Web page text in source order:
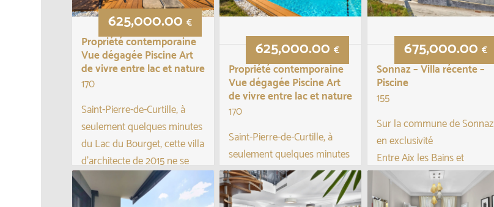
Propriété contemporaine
Vue dégagée Piscine Art
de vivre entre lac et nature
625,000.00€
170
Saint-Pierre-de-Curtille, à
seulement quelques minutes
du Lac du Bourget, cette villa
d’architecte de 2015 ne se
résume pas à une maison
contemporaine : elle allie
Propriété contemporaine
Vue dégagée Piscine Art
de vivre entre lac et nature
625,000.00€
170
Saint-Pierre-de-Curtille, à
seulement quelques minutes
du Lac du Bourget, cette villa
d’architecte de 2015 ne se
Sonnaz – Villa récente –
Piscine
675,000.00 €
155
Sur la commune de Sonnaz
en exclusivité
Entre Aix les Bains et
Chambéry
Jolie villa récente avec vue